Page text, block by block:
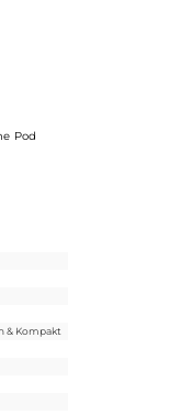
Zigarettengefühl
0.8 Ohm